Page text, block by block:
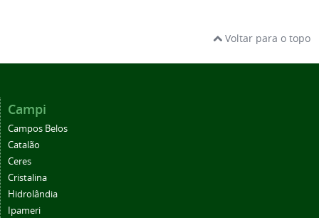
Voltar para o topo
Campi
Campos Belos
Catalão
Ceres
Cristalina
Hidrolândia
Ipameri